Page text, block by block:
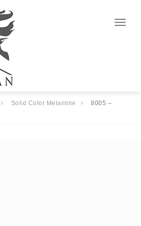
Solid Color Melamine 8005 –